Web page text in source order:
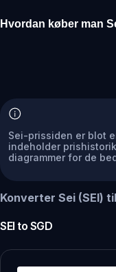
Hvordan køber man
Sei-prissiden er blot
indeholder
diagrammer for de
Konverter Sei (SEI)
SEI to SGD